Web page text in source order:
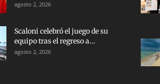
agosto 2, 2026
Scaloni celebró el juego de su
equipo tras el regreso a...
agosto 2, 2026